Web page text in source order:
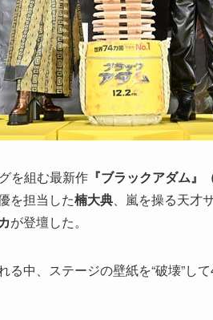
を組む最新作 『ブラックアダム』
を担当した楠大典、嵐を操る天才
が登壇した。
中、ステージの壁紙を“破壊”し